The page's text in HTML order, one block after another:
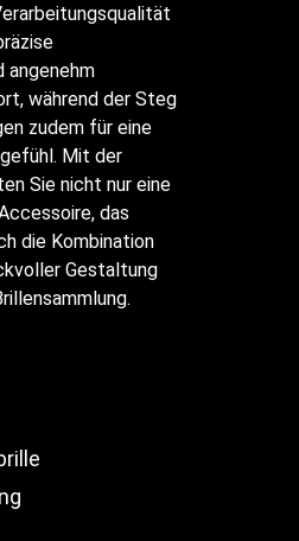
angenehm
während der Steg
zudem für eine
Mit der
Sie nicht nur eine
das
die Kombination
Gestaltung